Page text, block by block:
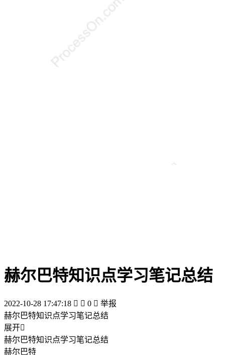
赫尔巴特知识点学习笔记总结
2022-10-28 17:47:18   0  举报
赫尔巴特知识点学习笔记总结
展开
赫尔巴特知识点学习笔记总结
赫尔巴特